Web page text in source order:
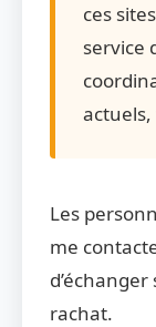
ces
service
Les
me
rachat.